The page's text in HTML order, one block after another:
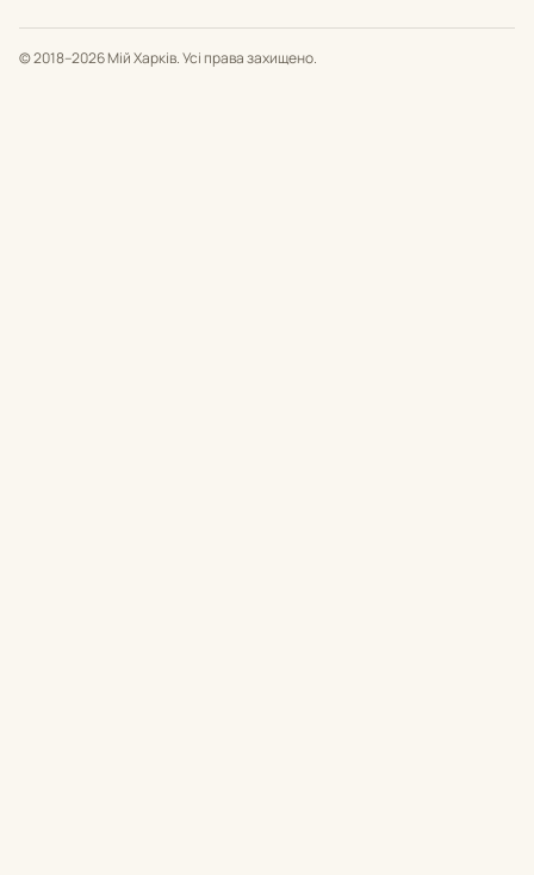
© 2018–2026 Мій Харків. Усі права захищено.